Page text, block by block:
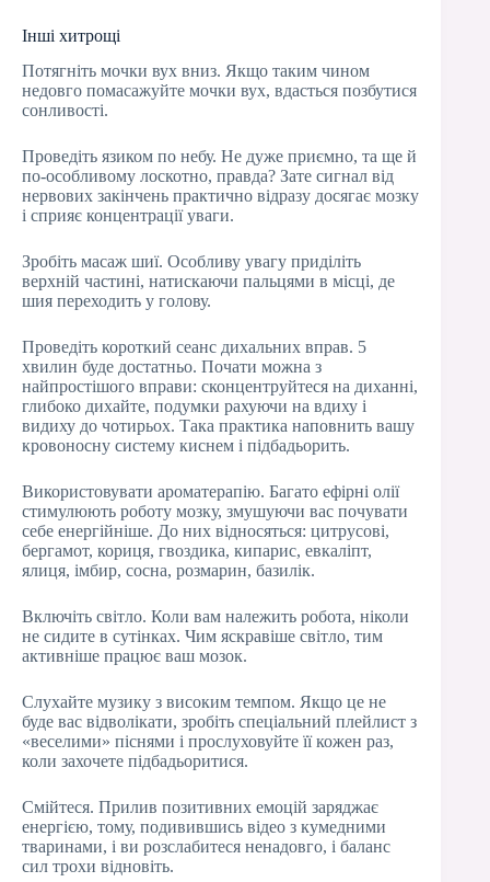
Інші хитрощі
Потягніть мочки вух вниз. Якщо таким чином
недовго помасажуйте мочки вух, вдасться позбутися
сонливості.
Проведіть язиком по небу. Не дуже приємно, та ще й
по-особливому лоскотно, правда? Зате сигнал від
нервових закінчень практично відразу досягає мозку
і сприяє концентрації уваги.
Зробіть масаж шиї. Особливу увагу приділіть
верхній частині, натискаючи пальцями в місці, де
шия переходить у голову.
Проведіть короткий сеанс дихальних вправ. 5
хвилин буде достатньо. Почати можна з
найпростішого вправи: сконцентруйтеся на диханні,
глибоко дихайте, подумки рахуючи на вдиху і
видиху до чотирьох. Така практика наповнить вашу
кровоносну систему киснем і підбадьорить.
Використовувати ароматерапію. Багато ефірні олії
стимулюють роботу мозку, змушуючи вас почувати
себе енергійніше. До них відносяться: цитрусові,
бергамот, кориця, гвоздика, кипарис, евкаліпт,
ялиця, імбир, сосна, розмарин, базилік.
Включіть світло. Коли вам належить робота, ніколи
не сидите в сутінках. Чим яскравіше світло, тим
активніше працює ваш мозок.
Слухайте музику з високим темпом. Якщо це не
буде вас відволікати, зробіть спеціальний плейлист з
«веселими» піснями і прослуховуйте її кожен раз,
коли захочете підбадьоритися.
Смійтеся. Прилив позитивних емоцій заряджає
енергією, тому, подивившись відео з кумедними
тваринами, і ви розслабитеся ненадовго, і баланс
сил трохи відновіть.